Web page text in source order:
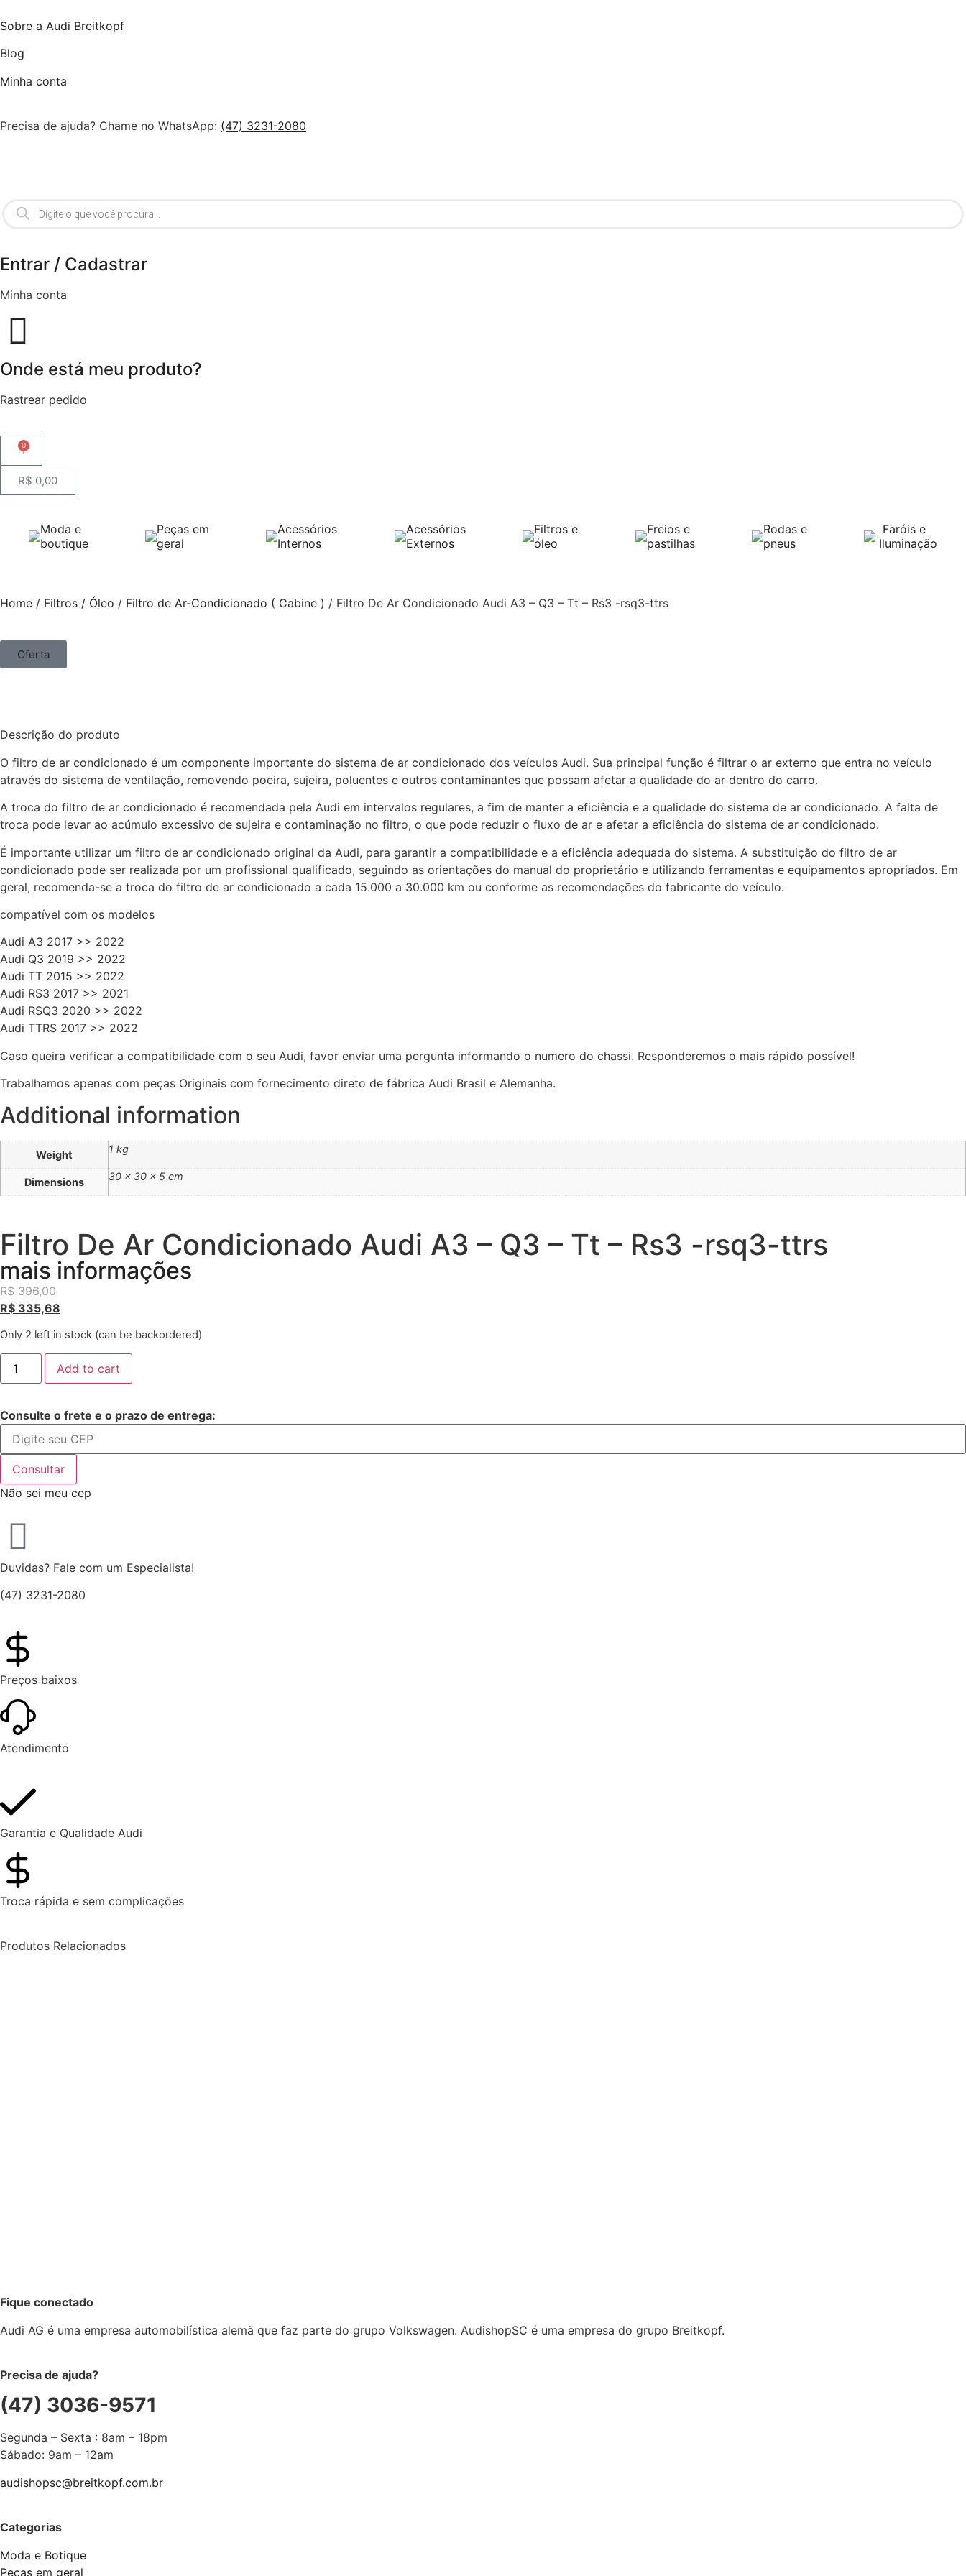
Sobre a Audi Breitkopf
Blog
Minha conta
Precisa de ajuda? Chame no WhatsApp: (47) 3231-2080
Entrar / Cadastrar
Minha conta
Onde está meu produto?
Rastrear pedido
0
R$ 0,00
Moda e
boutique
Peças em
geral
Acessórios
Internos
Acessórios
Externos
Filtros e
óleo
Freios e
pastilhas
Rodas e
pneus
Faróis e
Iluminação
Home / Filtros / Óleo / Filtro de Ar-Condicionado ( Cabine ) / Filtro De Ar Condicionado Audi A3 – Q3 – Tt – Rs3 -rsq3-ttrs
Oferta
Descrição do produto
O filtro de ar condicionado é um componente importante do sistema de ar condicionado dos veículos Audi. Sua principal função é filtrar o ar externo que entra no veículo
através do sistema de ventilação, removendo poeira, sujeira, poluentes e outros contaminantes que possam afetar a qualidade do ar dentro do carro.
A troca do filtro de ar condicionado é recomendada pela Audi em intervalos regulares, a fim de manter a eficiência e a qualidade do sistema de ar condicionado. A falta de
troca pode levar ao acúmulo excessivo de sujeira e contaminação no filtro, o que pode reduzir o fluxo de ar e afetar a eficiência do sistema de ar condicionado.
É importante utilizar um filtro de ar condicionado original da Audi, para garantir a compatibilidade e a eficiência adequada do sistema. A substituição do filtro de ar
condicionado pode ser realizada por um profissional qualificado, seguindo as orientações do manual do proprietário e utilizando ferramentas e equipamentos apropriados. Em
geral, recomenda-se a troca do filtro de ar condicionado a cada 15.000 a 30.000 km ou conforme as recomendações do fabricante do veículo.
compatível com os modelos
Audi A3 2017 >> 2022
Audi Q3 2019 >> 2022
Audi TT 2015 >> 2022
Audi RS3 2017 >> 2021
Audi RSQ3 2020 >> 2022
Audi TTRS 2017 >> 2022
Caso queira verificar a compatibilidade com o seu Audi, favor enviar uma pergunta informando o numero do chassi. Responderemos o mais rápido possível!
Trabalhamos apenas com peças Originais com fornecimento direto de fábrica Audi Brasil e Alemanha.
Additional information
Weight 1 kg
Dimensions 30 × 30 × 5 cm
Filtro De Ar Condicionado Audi A3 – Q3 – Tt – Rs3 -rsq3-ttrs
mais informações
R$396,00
R$ 335,68
Only 2 left in stock (can be backordered)
Add to cart
Consulte o frete e o prazo de entrega:
Consultar
Não sei meu cep
Duvidas? Fale com um Especialista!
(47) 3231-2080
Preços baixos
Atendimento
Garantia e Qualidade Audi
Troca rápida e sem complicações
Produtos Relacionados
Fique conectado
Audi AG é uma empresa automobilística alemã que faz parte do grupo Volkswagen. AudishopSC é uma empresa do grupo Breitkopf.
Precisa de ajuda?
(47) 3036-9571
Segunda – Sexta : 8am – 18pm
Sábado: 9am – 12am
audishopsc@breitkopf.com.br
Categorias
Moda e Botique
Peças em geral